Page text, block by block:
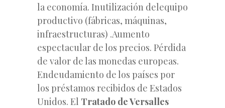
la economía. Inutilización delequipo
productivo (fábricas, máquinas,
infraestructuras) .Aumento
espectacular de los precios. Pérdida
de valor de las monedas europeas.
Endeudamiento de los países por
los préstamos recibidos de Estados
Unidos. El Tratado de Versalles